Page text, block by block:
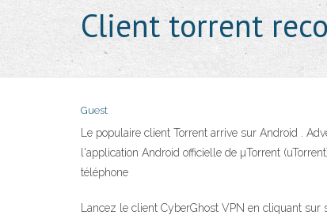
Client torrent
Guest
Le populaire client Torrent arrive sur Android .
l'application Android officielle de µTorrent
téléphone
Lancez le client CyberGhost VPN en cliquant